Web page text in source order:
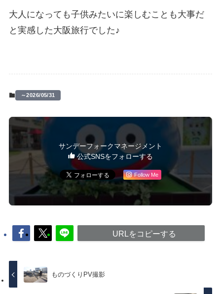
大人になっても子供みたいに楽しむことも大事だ
と実感した大阪旅行でした♪
～2026/05/31
サンデーフォークマネージメント
公式SNSをフォローする
Follow Me
URLをコピーする
ものづくりPV撮影